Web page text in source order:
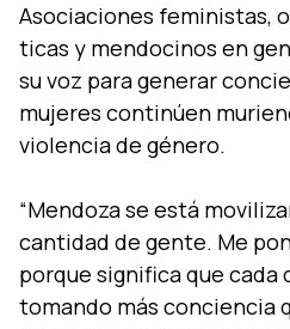
Asociaciones feministas,
ticas y mendocinos en
su voz para generar
mujeres continúen
violencia de género.
“Mendoza se está
cantidad de gente. Me
porque significa que cada
tomando más conciencia